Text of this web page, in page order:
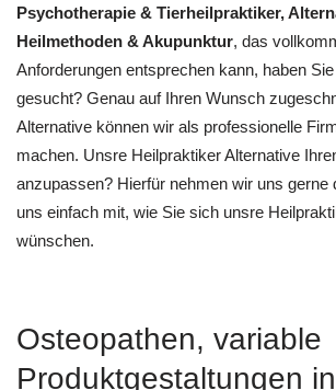
‎Psychotherapie & ‎Tierheilpraktiker,
Heilmethoden & Akupunktur, das
Anforderungen entsprechen kann, haben
gesucht? Genau auf Ihren Wunsch
Alternative können wir als professionelle
machen. Unsre Heilpraktiker Alternative
anzupassen? Hierfür nehmen wir uns gerne
uns einfach mit, wie Sie sich unsre
wünschen.
Osteopathen, variable
Produktgestaltungen in